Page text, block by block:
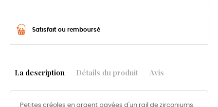
Satisfait ou remboursé
La description Détails du produit Avis
Petites créoles en argent pavées d'un rail de zirconiums.